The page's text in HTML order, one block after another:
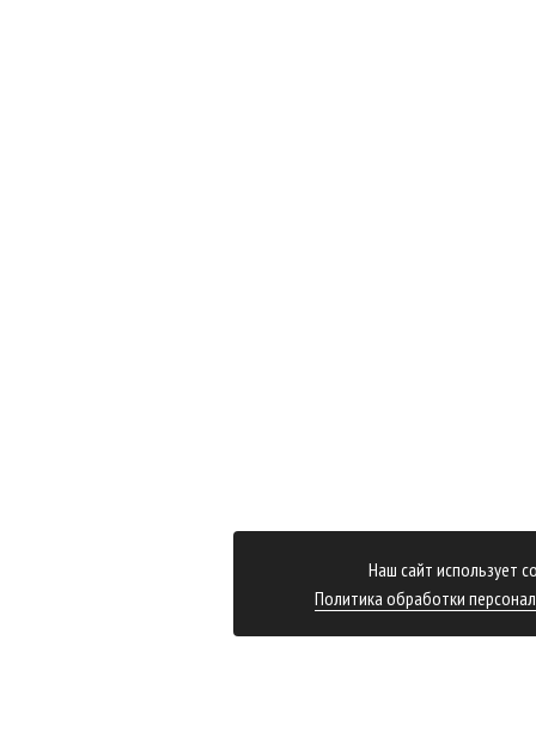
Наш сайт использует
Политика обработки